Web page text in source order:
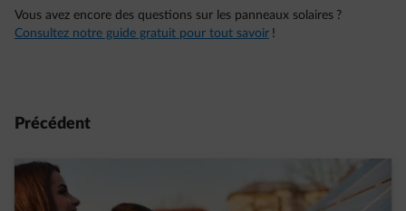
Vous avez encore des questions sur les panneaux solaires ?
Consultez notre guide gratuit pour tout savoir !
Précédent